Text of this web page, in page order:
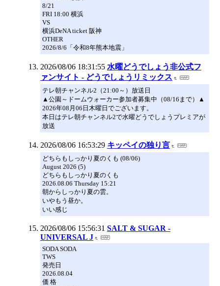
8/21
FRI 18:00 横浜
VS
横浜DeNA ticket 阪神
OTHER
2026/8/6「令和8年熊本地震」
2026/08/06 18:31:55 水曜どうでしょう非公式フ
ァンサイト - どうでしょうリミックス
テレ朝チャンネル2（21:00～）放送日
▲公園～ドームウォーカー参加者募集中（08/16まで）▲
2026年08月06日木曜日でございます。
本日はテレ朝チャンネル2で水曜どうでしょうプレミアが
放送
2026/08/06 16:53:29 キッペイの独り言
どちらもしっかり夏のくも (08/06)
August 2026 (5)
どちらもしっかり夏のくも
2026.08.06 Thursday 15:21
朝からしっかり夏の雲。
いやもう昼か。
いい感じ
2026/08/06 15:56:31 SALT & SUGAR -
UNIVERSAL J
SODA SODA
TWS
発売日
2026.08.04
価 格